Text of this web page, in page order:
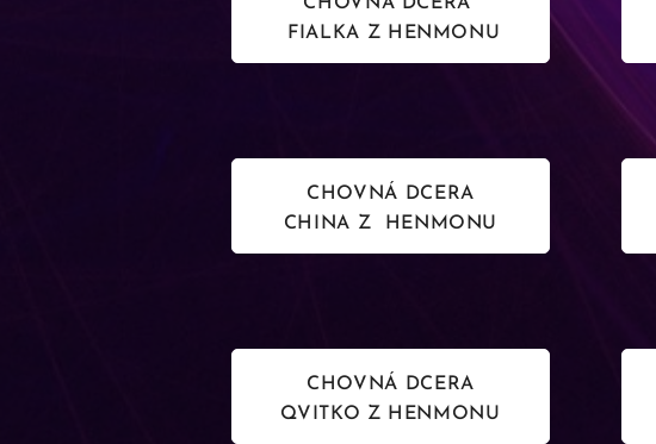
CHOVNÁ DCERA
FIALKA Z HENMONU
CHOVNÁ DCERA
CHINA Z HENMONU
CHOVNÁ DCERA
QVITKO Z HENMONU